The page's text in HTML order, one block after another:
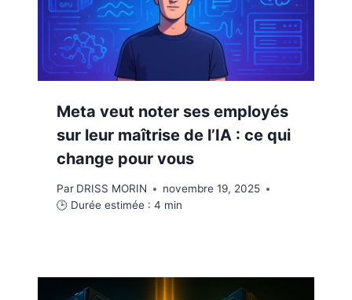
Meta veut noter ses employés
sur leur maîtrise de l’IA : ce qui
change pour vous
Par DRISS MORIN
novembre 19, 2025
🕒 Durée estimée : 4 min